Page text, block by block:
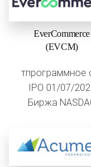
EverCommerce
(EVCM)
тпрограммное
IPO 01/07/
Биржа